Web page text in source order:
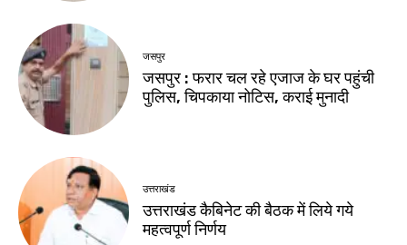
जसपुर
जसपुर : फरार चल रहे एजाज के घर पहुंची
पुलिस, चिपकाया नोटिस, कराई मुनादी
उत्तराखंड
उत्तराखंड कैबिनेट की बैठक में लिये गये
महत्वपूर्ण निर्णय